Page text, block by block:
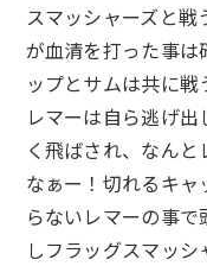
スマッシャーズと
が血清を打った事
ップとサムは共に戦
レマーは自ら逃げ
く飛ばされ、なん
なぁー！切れるキ
らないレマーの事
しフラッグスマッ